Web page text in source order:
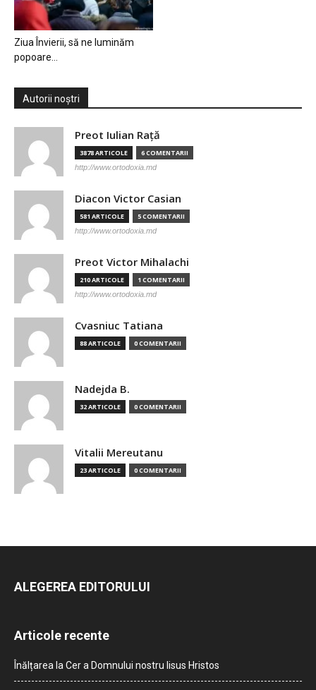
Ziua Învierii, să ne luminăm
popoare…
Autorii noștri
Preot Iulian Raţă
3878 ARTICOLE 6 COMENTARII
http://www.ortodoxia.md
Diacon Victor Casian
581 ARTICOLE 5 COMENTARII
http://www.ortodoxia.md
Preot Victor Mihalachi
210 ARTICOLE 1 COMENTARII
http://www.ortodoxia.md
Cvasniuc Tatiana
88 ARTICOLE 0 COMENTARII
Nadejda B.
32 ARTICOLE 0 COMENTARII
Vitalii Mereutanu
23 ARTICOLE 0 COMENTARII
ALEGEREA EDITORULUI
Articole recente
Înălțarea la Cer a Domnului nostru Iisus Hristos